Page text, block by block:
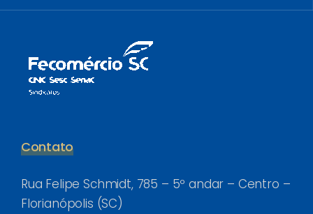
Contato
Rua Felipe Schmidt, 785 – 5º andar – Centro –
Florianópolis (SC)